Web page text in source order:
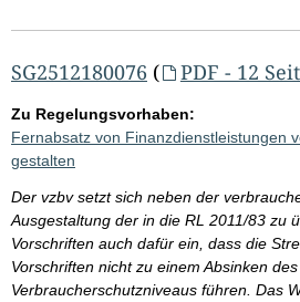
SG2512180076 ( PDF - 12
Zu Regelungsvorhaben:
Fernabsatz von Finanzdienstleistungen
gestalten
Der vzbv setzt sich neben der
Ausgestaltung der in die RL 2011/83 zu
Vorschriften auch dafür ein, dass die
Vorschriften nicht zu einem Absinken des
Verbraucherschutzniveaus führen. Das